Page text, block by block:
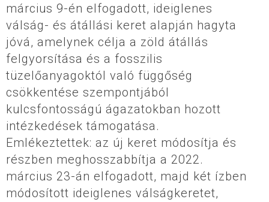
március 9-én elfogadott, ideiglenes
válság- és átállási keret alapján hagyta
jóvá, amelynek célja a zöld átállás
felgyorsítása és a fosszilis
tüzelőanyagoktól való függőség
csökkentése szempontjából
kulcsfontosságú ágazatokban hozott
intézkedések támogatása.
Emlékeztettek: az új keret módosítja és
részben meghosszabbítja a 2022.
március 23-án elfogadott, majd két ízben
módosított ideiglenes válságkeretet,